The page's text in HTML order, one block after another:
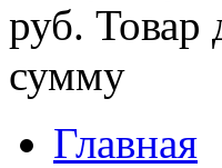
руб. Товар
сумму
Главная